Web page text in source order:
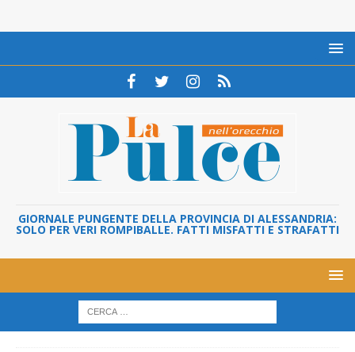
GIORNALE PUNGENTE DELLA PROVINCIA DI ALESSANDRIA:
SOLO PER VERI ROMPIBALLE. FATTI MISFATTI E STRAFATTI